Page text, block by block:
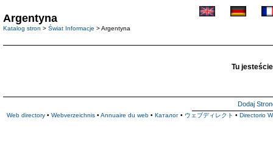
Argentyna
Katalog stron > Świat Informacje > Argentyna
Tu
Dodaj
Web directory • Webverzeichnis • Annuaire du web • Каталог • ウェブディレクト • Directorio